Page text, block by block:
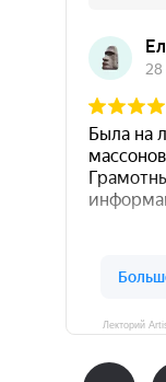
Лекторий